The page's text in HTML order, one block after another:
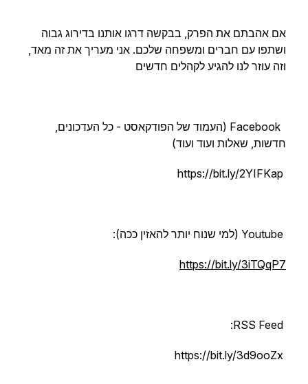
אם אהבתם את הפרק, בבקשה דרגו אותנו בדירוג גבוה
ושתפו עם חברים ומשפחה שלכם. אני מעריך את זה מאד,
וזה עוזר לנו להגיע לקהלים חדשים
Facebook (העמוד של הפודקאסט - כל העדכונים,
חדשות, שאלות ועוד ועוד)
https://bit.ly/3iTQqP7